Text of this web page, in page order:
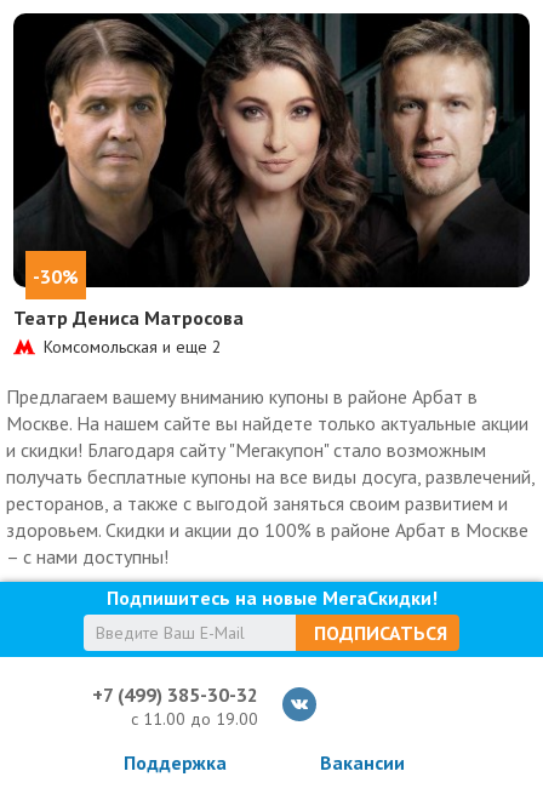
-30%
Театр Дениса Матросова
Комсомольская и еще2
Предлагаем вашему вниманию купоны в районе Арбат в
Москве. На нашем сайте вы найдете только актуальные акции
и скидки! Благодаря сайту "Мегакупон" стало возможным
получать бесплатные купоны на все виды досуга, развлечений,
ресторанов, а также с выгодой заняться своим развитием и
здоровьем. Скидки и акции до 100% в районе Арбат в Москве
– с нами доступны!
Подпишитесь на новые МегаСкидки!
ПОДПИСАТЬСЯ
+7 (499) 385-30-32
с 11.00 до 19.00
Поддержка
Вакансии